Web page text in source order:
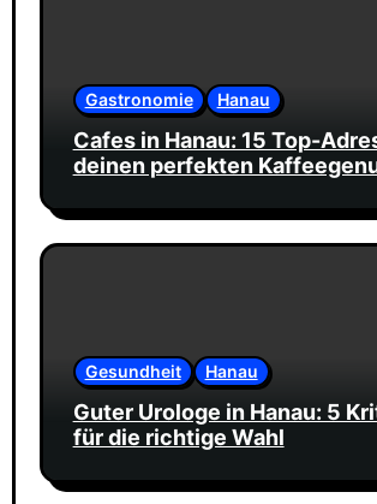
Gastronomie Hanau
Cafes in Hanau: 15 Top-
deinen perfekten
Gesundheit Hanau
Guter Urologe in Hanau: 5
für die richtige Wahl